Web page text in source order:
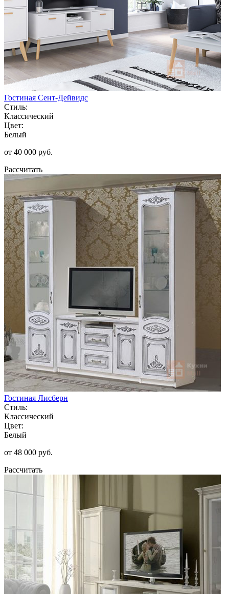
Гостиная Сент-Дейвидс
Стиль:
Классический
Цвет:
Белый
от 40 000 руб.
Рассчитать
Гостиная Лисберн
Стиль:
Классический
Цвет:
Белый
от 48 000 руб.
Рассчитать